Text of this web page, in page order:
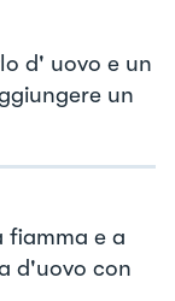
d' uovo e un
un
fiamma e a
d'uovo con